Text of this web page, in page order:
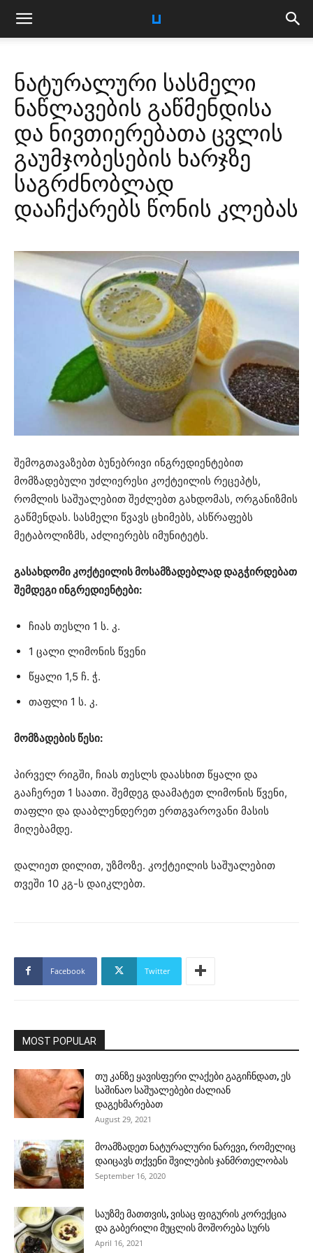
ნატურალური სასმელი
ნაწლავების გაწმენდისა
და ნივთიერებათა ცვლის
გაუმჯობესების ხარჯზე
საგრძნობლად
დააჩქარებს წონის კლებას
შემოგთავაზებთ ბუნებრივი ინგრედიენტებით
მომზადებული უძლიერესი კოქტეილის რეცეპტს,
რომლის საშუალებით შეძლებთ გახდომას, ორგანიზმის
გაწმენდას. სასმელი წვავს ცხიმებს, ასწრაფებს
მეტაბოლიზმს, აძლიერებს იმუნიტეტს.
გასახდომი კოქტეილის მოსამზადებლად დაგჭირდებათ
შემდეგი ინგრედიენტები:
ჩიას თესლი 1 ს. კ.
1 ცალი ლიმონის წვენი
წყალი 1,5 ჩ. ჭ.
თაფლი 1 ს. კ.
მომზადების წესი:
პირველ რიგში, ჩიას თესლს დაასხით წყალი და
გააჩერეთ 1 საათი. შემდეგ დაამატეთ ლიმონის წვენი,
თაფლი და დააბლენდერეთ ერთგვაროვანი მასის
მიღებამდე.
დალიეთ დილით, უზმოზე. კოქტეილის საშუალებით
თვეში 10 კგ-ს დაიკლებთ.
Facebook Twitter
MOST POPULAR
თუ კანზე ყავისფერი ლაქები გაგიჩნდათ, ეს
საშინაო საშუალებები ძალიან
დაგეხმარებათ
August 29, 2021
მოამზადეთ ნატურალური ნარევი, რომელიც
დაიცავს თქვენი შვილების ჯანმრთელობას
September 16, 2020
საუზმე მათთვის, ვისაც ფიგურის კორექცია
და გაბერილი მუცლის მოშორება სურს
April 16, 2021